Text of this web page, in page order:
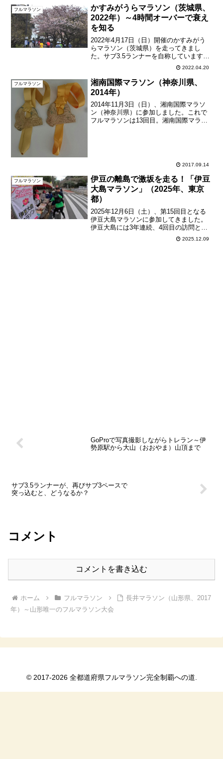
崎空港入り。日豊線で宿泊地である日南
へ。会場近く...
フルマラソン
かすみがうらマラソン（茨城県、
2022年）～4時間オーバーで衰え
を知る
2022年4月17日（日）開催のかすみがう
らマラソン（茨城県）を走ってきまし
た。サブ3.5ランナーを自称しています
が、4時間も切ることができませんでし
た・・・。とにかく衰えを思い知りまし
た。ちょっと油断が過ぎたようです。土
浦駅から会場へ土浦...
2022.04.20
フルマラソン
湘南国際マラソン（神奈川県、
2014年）
2014年11月3日（日）、湘南国際マラソ
ン（神奈川県）に参加しました。これで
フルマラソンは13回目。湘南国際マラソ
2017.09.14
フルマラソン
伊豆の離島で激坂を走る！「伊豆
大島マラソン」（2025年、東京
都）
2025年12月6日（土）、第15回目となる
伊豆大島マラソンに参加してきました。
伊豆大島には3年連続、4回目の訪問とな
ります。これまで毎年晴天で、今回も雲
が少し多めでしたが、気持ちの良い晴天
2025.12.09
GoProで写真撮影しながらトレラン～伊
勢原駅から大山（おおやま）山頂まで
サブ3.5ランナーが、再びサブ3ペースで
突っ込むと、どうなるか？
コメント
コメントを書き込む
ホーム フルマラソン
長井マラソン（山形県、2017
年）～山形唯一のフルマラソン大会
© 2017-2026 全都道府県フルマラソン完全制覇への道.